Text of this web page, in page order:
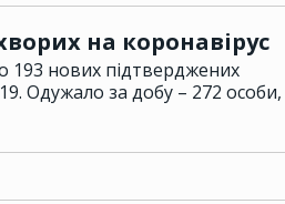
на коронавірус
193 нових підтверджених
Одужало за добу – 272 особи,